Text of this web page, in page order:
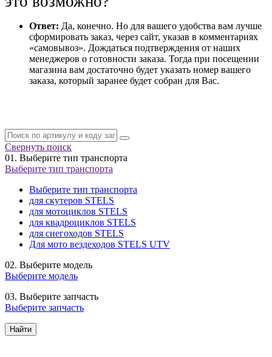
Ответ: Да, конечно. Но для вашего удобства вам лучше
сформировать заказ, через сайт, указав в комментариях
«самовывоз». Дождаться подтверждения от наших
менеджеров о готовности заказа. Тогда при посещении
магазина вам достаточно будет указать номер вашего
заказа, который заранее будет собран для Вас.
Свернуть поиск
01. Выберите тип транспорта
Выберите тип транспорта
Выберите тип транспорта
для скутеров STELS
для мотоциклов STELS
для квадроциклов STELS
для снегоходов STELS
Для мото вездеходов STELS UTV
02. Выберите модель
Выберите модель
03. Выберите запчасть
Выберите запчасть
Найти